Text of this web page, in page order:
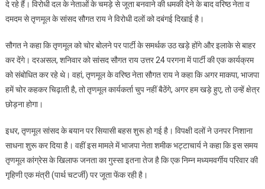
तृणमूल
से
बाहर
कर
देंगे
रॉय
दे रहे हैं। विरोधी दल के नेताओं के चमड़े से जूता बनवाने की धमकी देने के बाद वरिष्ठ नेता व
दमदम से तृणमूल के सांसद सौगत राय ने विरोधी दलों को दबंगई दिखाई है।
सौगत ने कहा कि तृणमूल को चोर बोलने पर पार्टी के समर्थक उठ खड़े होंगे और इलाके से बाहर
कर देंगे। दरअसल, शनिवार को सांसद सौगत राय उत्तर 24 परगना में पार्टी की एक कार्यक्रम
को संबोधित कर रहे थे। वहां, तृणमूल के वरिष्ठ नेता सौगत राय ने कहा कि अगर माकपा, भाजपा
हमें चोर कहकर चिढ़ाती है, तो तृणमूल कार्यकर्ता चुप नहीं बैठेंगे, अगर हम खड़े हुए, तो उन्हें क्षेत्र
छोड़ना होगा।
इधर, तृणमूल सांसद के बयान पर सियासी बहस शुरू हो गई है। विपक्षी दलों ने उनपर निशाना
साधना शुरू कर दिया है। वहीं इस मामले में भाजपा नेता शमीक भट्टाचार्य ने कहा कि इस समय
तृणमूल कांग्रेस के खिलाफ जनता का गुस्सा इतना तेज है कि एक निम्न मध्यमवर्गीय परिवार की
गृहिणी एक मंत्री (पार्थ चटर्जी) पर जूता फेंक रही है।